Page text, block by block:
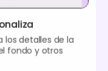
los detalles de la
fondo y otros